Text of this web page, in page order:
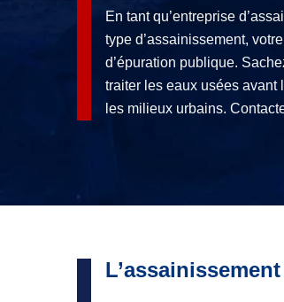
En tant qu’entreprise
type d’assainissement,
d’épuration publique.
traiter les eaux usées avant
les milieux urbains.